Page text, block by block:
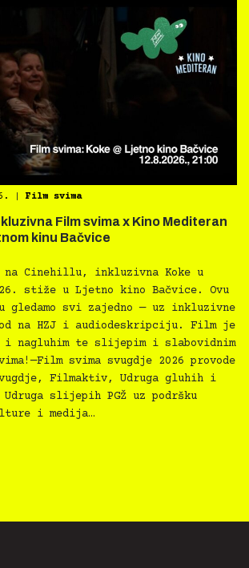
Film svima
Film svima x Kino Mediteran
kinu Bačvice
na Cinehillu, inkluzivna Koke u
stiže u Ljetno kino Bačvice. Ovu
gledamo svi zajedno — uz inkluzivne
na HZJ i audiodeskripciju. Film je
i nagluhim te slijepim i slabovidnim
svima svugdje 2026 provode
Filmaktiv, Udruga gluhih i
Udruga slijepih PGŽ uz podršku
i medija…